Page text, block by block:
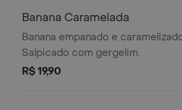
Banana Caramelada
Banana empanado e
Salpicado com gergelim.
R$ 19,90